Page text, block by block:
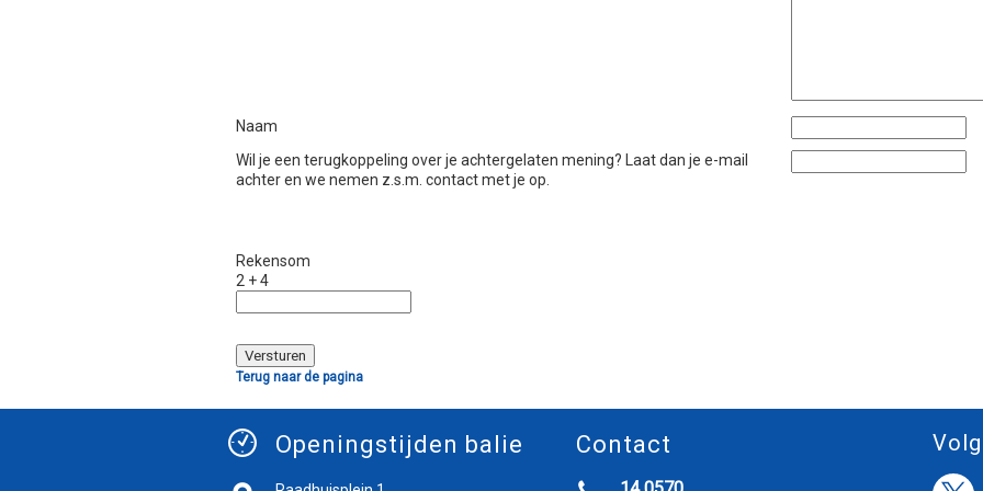
Naam
Wil je een terugkoppeling over je achtergelaten mening? Laat dan je e-mail
achter en we nemen z.s.m. contact met je op.
Rekensom
2 + 4
Terug naar de pagina
Openingstijden balie Contact